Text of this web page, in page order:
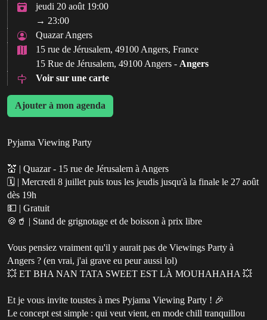
jeudi 20 août 19:00
→ 23:00
Quazar Angers
15 rue de Jérusalem, 49100 Angers, France
15 Rue de Jérusalem, 49100 Angers - Angers
Voir sur une carte
Ajouter à mon agenda
Pyjama Viewing Party
💒 | Quazar - 15 rue de Jérusalem à Angers
🗓️ | Mercredi 8 juillet puis tous les jeudis jusqu'à la finale le 27 août
dès 19h
💵 | Gratuit
🍪🥤 | Stand de grignotage et de boisson à prix libre
Vous pensiez vraiment qu'il y aurait pas de Viewings Party à
Angers ? (en vrai, j'ai grave eu peur aussi lol)
💥 ET BHA NAN TATA SWEET EST LÀ MOUHAHAHA 💥
Et je vous invite toustes à mes Pyjama Viewing Party ! 🎉
Le concept est simple : qui veut vient, en mode chill tranquillou